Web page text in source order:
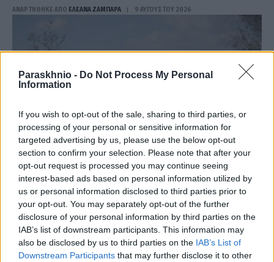
Paraskhnio - Do Not Process My Personal
Information
If you wish to opt-out of the sale, sharing to third parties, or
processing of your personal or sensitive information for
targeted advertising by us, please use the below opt-out
section to confirm your selection. Please note that after your
opt-out request is processed you may continue seeing
interest-based ads based on personal information utilized by
us or personal information disclosed to third parties prior to
your opt-out. You may separately opt-out of the further
disclosure of your personal information by third parties on the
IAB’s list of downstream participants. This information may
also be disclosed by us to third parties on the IAB’s List of
Downstream Participants that may further disclose it to other
ΑΝΑΡΤΗΘΗΚΕ ΑΠΟ ΕΛΕΑΝΑ ΖΑΜΠΑΡΑ 9 ΑΥΓΟΎΣΤΟΥ 2026
ΕΛΛΆΔΑ
Εκρηκτικό κοκτέιλ με 40άρια και 8 μποφόρ –
Ενισχύονται οι άνεμοι τις επόμενες ημέρες
ΑΝΑΡΤΗΘΗΚΕ ΑΠΟΕΛΕΑΝΑ ΖΑΜΠΑΡΑ 9 ΑΥΓΟΎΣΤΟΥ 2026